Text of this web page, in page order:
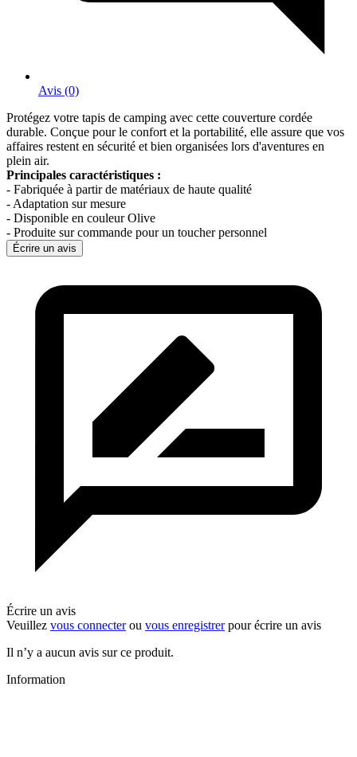
Avis (0)
Protégez votre tapis de camping avec cette couverture cordée
durable. Conçue pour le confort et la portabilité, elle assure que vos
affaires restent en sécurité et bien organisées lors d'aventures en
plein air.
Principales caractéristiques :
- Fabriquée à partir de matériaux de haute qualité
- Adaptation sur mesure
- Disponible en couleur Olive
- Produite sur commande pour un toucher personnel
Écrire un avis
Écrire un avis
Veuillez vous connecterou vous enregistrerpour écrire un avis
Il n’y a aucun avis sur ce produit.
Information